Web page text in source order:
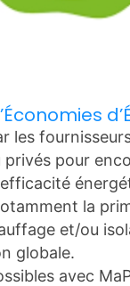
les
privés pour
la
et/ou
globale.
avec